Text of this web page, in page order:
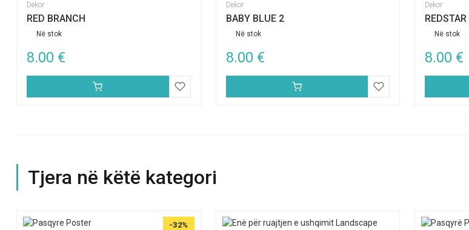
Dekor
RED BRANCH
Në stok
8.00 €
Dekor
BABY BLUE 2
Në stok
8.00 €
Dekor
REDSTAR
Në stok
8.00 €
Tjera në këtë kategori
-32%